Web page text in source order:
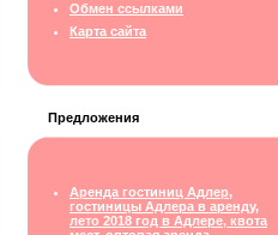
Обмен ссылками
Карта сайта
Предложения
Аренда гостиниц Адлер,
гостиницы Адлера в аренду,
лето 2018 год в Адлере, квота